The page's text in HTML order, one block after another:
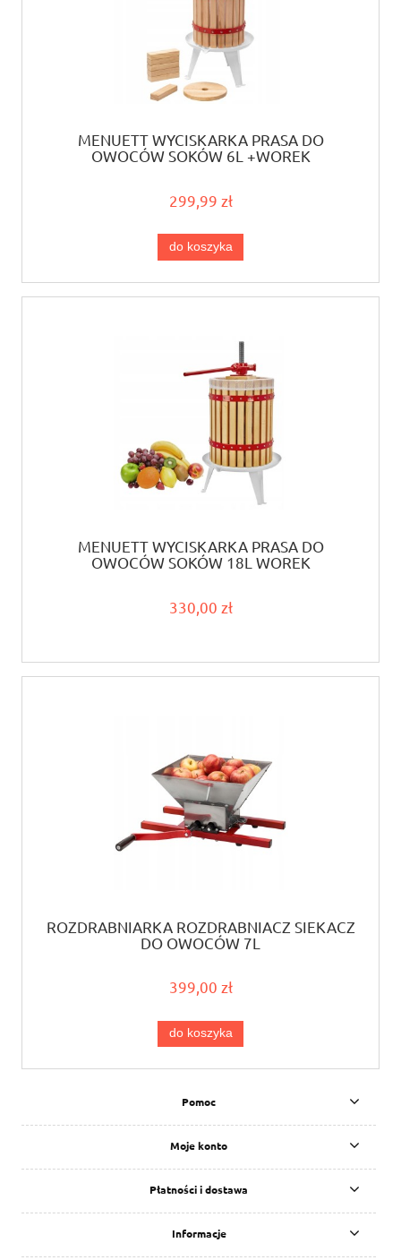
MENUETT WYCISKARKA PRASA DO
OWOCÓW SOKÓW 6L +WOREK
299,99 zł
do koszyka
MENUETT WYCISKARKA PRASA DO
OWOCÓW SOKÓW 18L WOREK
330,00 zł
ROZDRABNIARKA ROZDRABNIACZ SIEKACZ
DO OWOCÓW 7L
399,00 zł
do koszyka
Pomoc
Moje konto
Płatności i dostawa
Informacje